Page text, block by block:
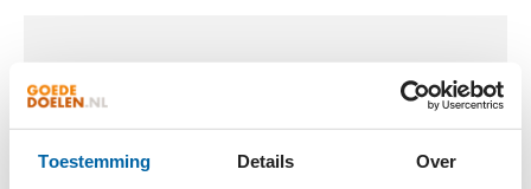
Toestemming Details Over